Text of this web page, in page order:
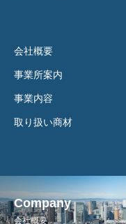
会社概要
事業所案内
事業内容
取り扱い商材
Company
会社概要